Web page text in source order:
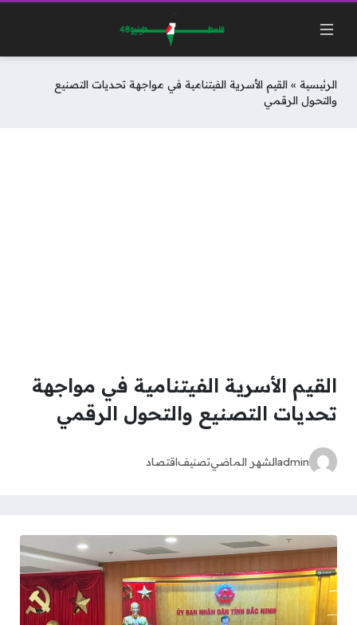
الرئيسية » القيم الأسرية الفيتنامية في مواجهة تحديات التصنيع
والتحول الرقمي
القيم الأسرية الفيتنامية في مواجهة
تحديات التصنيع والتحول الرقمي
adminالشهر الماضيتصنيفاقتصاد